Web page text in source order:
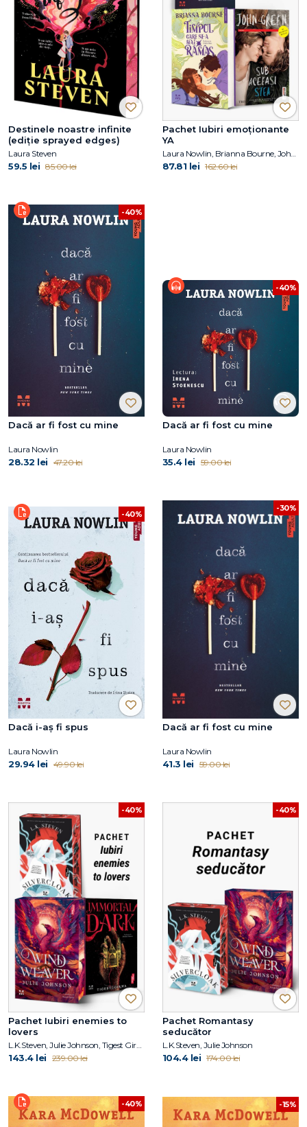
Destinele noastre infinite
(ediție sprayed edges)
Laura Steven
59.5 lei 85.00 lei
Pachet Iubiri emoționante
YA
Laura Nowlin, Brianna Bourne, John Green
87.81 lei 162.60 lei
-40%
Dacă ar fi fost cu mine
Laura Nowlin
28.32 lei 47.20 lei
-40%
Dacă ar fi fost cu mine
Laura Nowlin
35.4 lei 59.00 lei
-40%
Dacă i-aș fi spus
Laura Nowlin
29.94 lei 49.90 lei
-30%
Dacă ar fi fost cu mine
Laura Nowlin
41.3 lei 59.00 lei
-40%
Pachet Iubiri enemies to
lovers
L.K.Steven, Julie Johnson, Tigest Girma
143.4 lei 239.00 lei
-40%
Pachet Romantasy
seducător
L.K.Steven, Julie Johnson
104.4 lei 174.00 lei
-40% -15%